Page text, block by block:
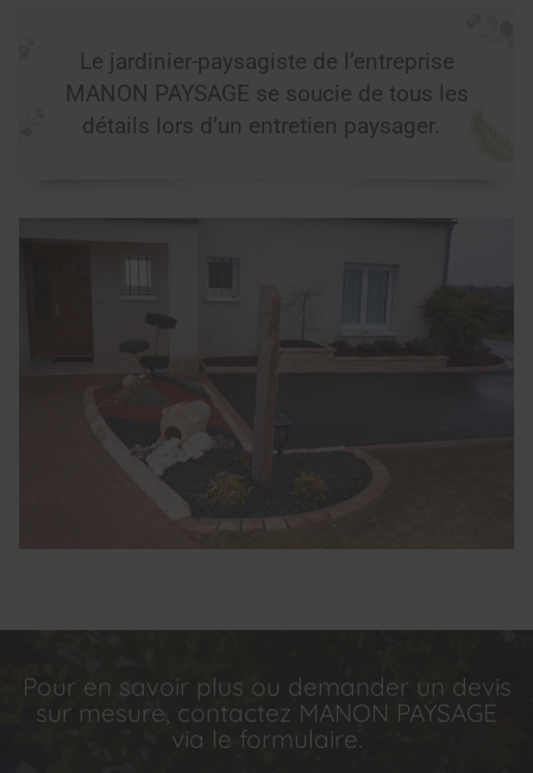
Le jardinier-paysagiste de l’entreprise
MANON PAYSAGE se soucie de tous les
détails lors d’un entretien paysager.
Pour en savoir plus ou demander un devis
sur mesure, contactez MANON PAYSAGE
via le formulaire.